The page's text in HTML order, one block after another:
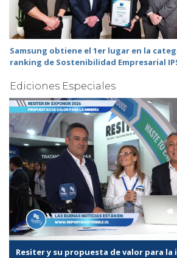
Samsung obtiene el 1er lugar en la
ranking de Sostenibilidad Empresarial
Ediciones Especiales
Resiter y su propuesta de valor para